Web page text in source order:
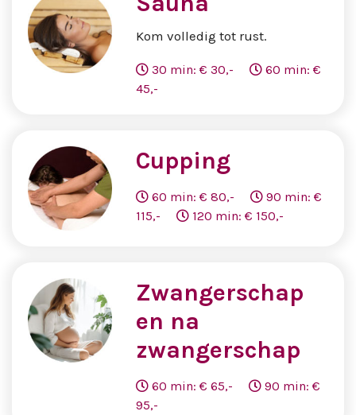
Kom volledig tot rust.
30 min: € 30,-
60 min: €
45,-
Cupping
60 min: € 80,-
90 min: €
115,-
120 min: € 150,-
Zwangerschap
en na
zwangerschap
60 min: € 65,-
90 min: €
95,-